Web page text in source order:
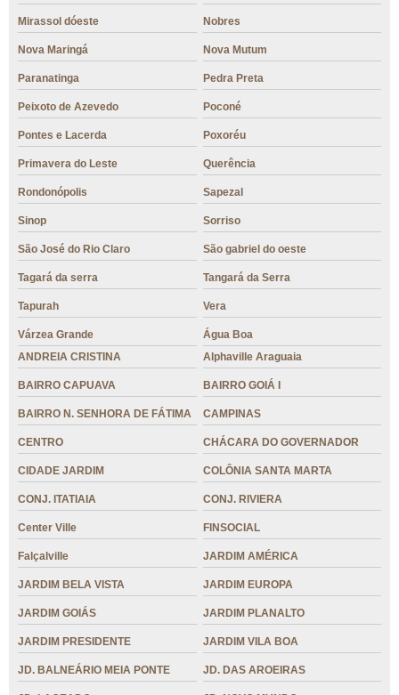
Mirassol dóeste Nobres
Nova Maringá Nova Mutum
Paranatinga Pedra Preta
Peixoto de Azevedo Poconé
Pontes e Lacerda Poxoréu
Primavera do Leste Querência
Rondonópolis Sapezal
Sinop Sorriso
São José do Rio Claro São gabriel do oeste
Tagará da serra Tangará da Serra
Tapurah Vera
Várzea Grande
Água Boa
ANDREIA CRISTINA
Alphaville Araguaia
BAIRRO CAPUAVA BAIRRO GOIÁ I
BAIRRO N. SENHORA DE FÁTIMA CAMPINAS
CENTRO CHÁCARA DO GOVERNADOR
CIDADE JARDIM COLÔNIA SANTA MARTA
CONJ. ITATIAIA CONJ. RIVIERA
Center Ville FINSOCIAL
Falçalville JARDIM AMÉRICA
JARDIM BELA VISTA JARDIM EUROPA
JARDIM GOIÁS JARDIM PLANALTO
JARDIM PRESIDENTE JARDIM VILA BOA
JD. BALNEÁRIO MEIA PONTE JD. DAS AROEIRAS